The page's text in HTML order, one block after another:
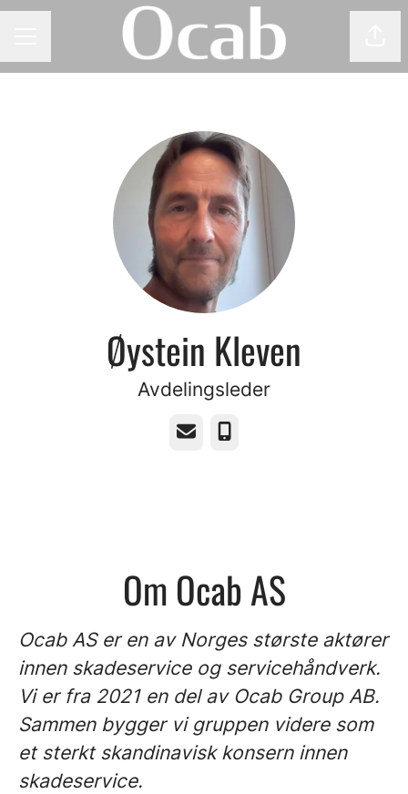
Øystein Kleven
Avdelingsleder
E-postTelefonnummer
Om Ocab AS
Ocab AS er en av Norges største aktører
innen skadeservice og servicehåndverk.
Vi er fra 2021 en del av Ocab Group AB.
Sammen bygger vi gruppen videre som
et sterkt skandinavisk konsern innen
skadeservice.